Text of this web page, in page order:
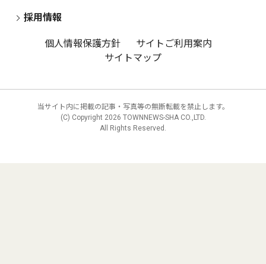
採用情報
個人情報保護方針
サイトご利用案内
サイトマップ
当サイト内に掲載の記事・写真等の無断転載を禁止します。
(C) Copyright 2026 TOWNNEWS-SHA CO.,LTD.
All Rights Reserved.